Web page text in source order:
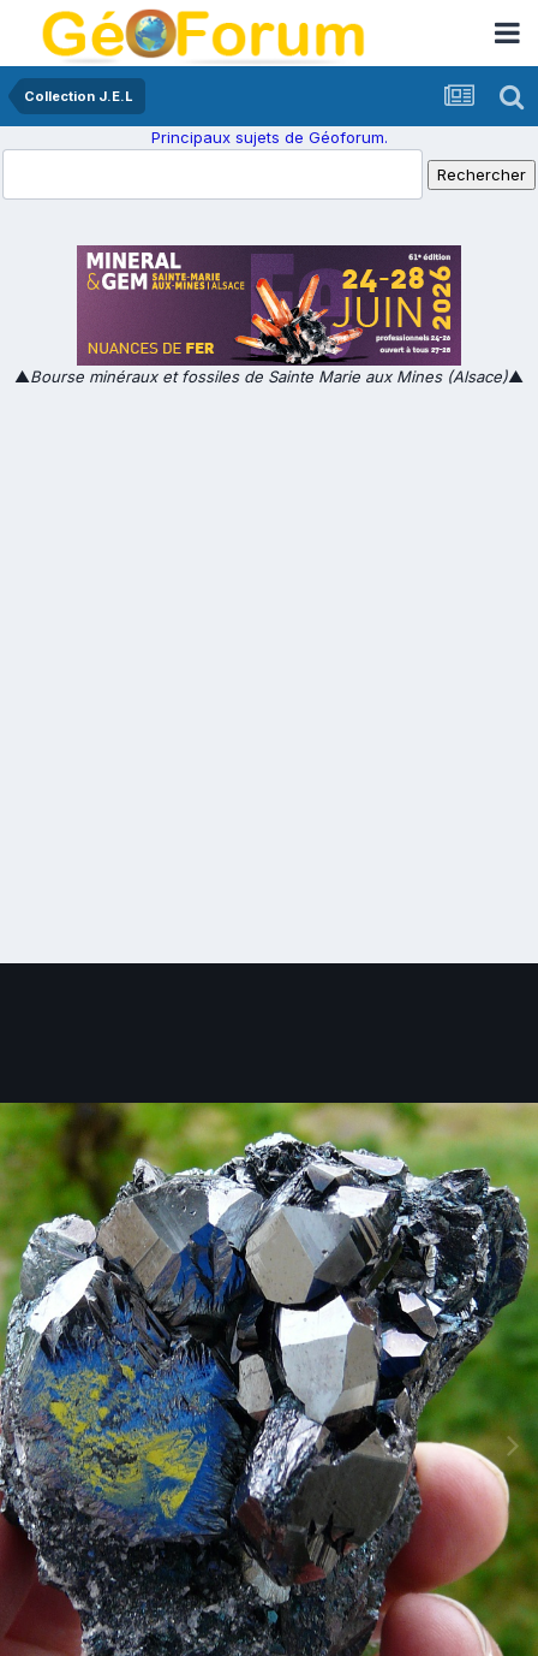
Collection J.E.L
Principaux sujets de Géoforum.
▲Bourse minéraux et fossiles de Sainte Marie aux Mines (Alsace)▲